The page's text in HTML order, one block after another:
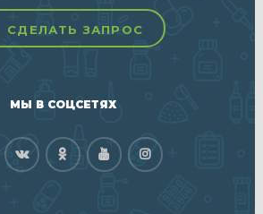
СДЕЛАТЬ ЗАПРОС
МЫ В СОЦСЕТЯХ